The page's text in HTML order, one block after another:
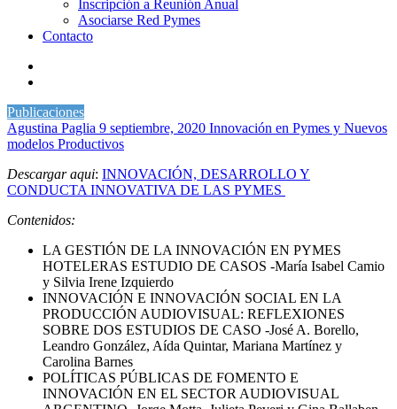
Inscripción a Reunión Anual
Asociarse Red Pymes
Contacto
Publicaciones
Agustina Paglia 9 septiembre, 2020 Innovación en Pymes y Nuevos
modelos Productivos
Descargar aqui: INNOVACIÓN, DESARROLLO Y
CONDUCTA INNOVATIVA DE LAS PYMES
Contenidos:
LA GESTIÓN DE LA INNOVACIÓN EN PYMES
HOTELERAS ESTUDIO DE CASOS -María Isabel Camio
y Silvia Irene Izquierdo
INNOVACIÓN E INNOVACIÓN SOCIAL EN LA
PRODUCCIÓN AUDIOVISUAL: REFLEXIONES
SOBRE DOS ESTUDIOS DE CASO -José A. Borello,
Leandro González, Aída Quintar, Mariana Martínez y
Carolina Barnes
POLÍTICAS PÚBLICAS DE FOMENTO E
INNOVACIÓN EN EL SECTOR AUDIOVISUAL